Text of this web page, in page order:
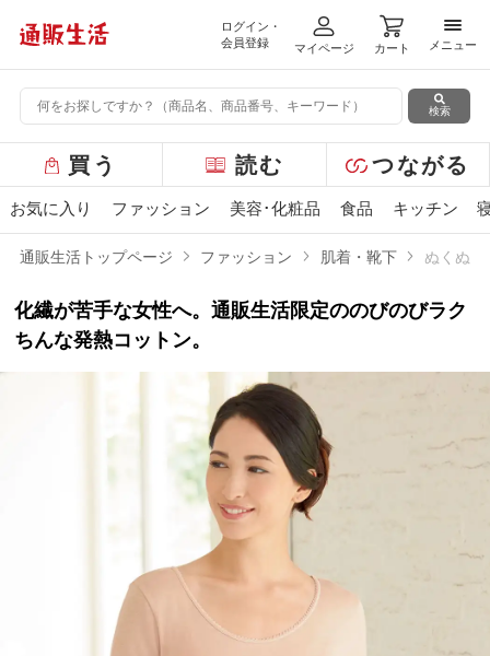
ログイン・
会員登録
マイページ カート
メニ
メニュー
検索
ー
バ
ュ
ー
買う 読む つながる
お気に入り ファッション 美容･化粧品 食品 キッチン
通販生活トップページ ファッション 肌着・靴下 ぬくぬ
化繊が苦手な女性へ。通販生活限定ののびのびラク
ちんな発熱コットン。